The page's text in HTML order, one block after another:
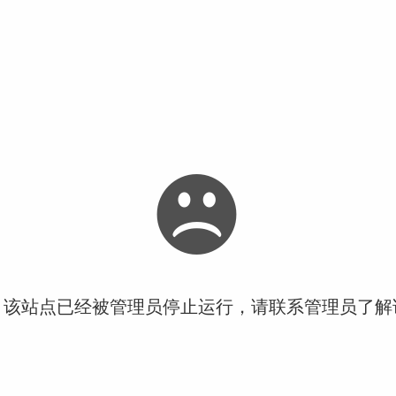
站点已经被管理员停止运行，请联系管理员了